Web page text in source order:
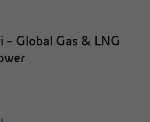
– Global Gas & LNG